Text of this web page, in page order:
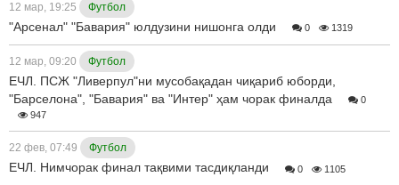
12 мар, 19:25 Футбол
"Арсенал" "Бавария" юлдузини нишонга олди 0 1319
12 мар, 09:20 Футбол
ЕЧЛ. ПСЖ "Ливерпул"ни мусобақадан чиқариб юборди,
"Барселона", "Бавария" ва "Интер" ҳам чорак финалда
0
947
22 фев, 07:49 Футбол
ЕЧЛ. Нимчорак финал тақвими тасдиқланди 0 1105